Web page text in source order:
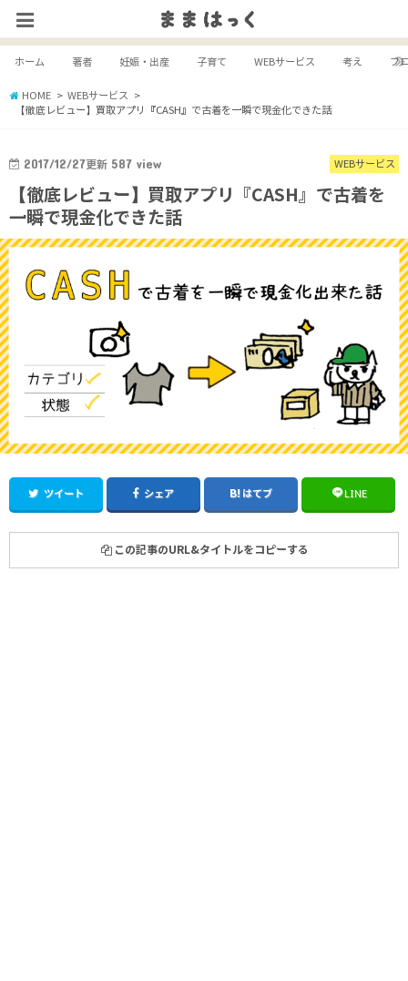
ホーム 著者 妊娠・出産 子育て WEBサービス 考え ブ
HOME
WEBサービス
【徹底レビュー】買取アプリ『CASH』で古着を一瞬で現金化できた話
WEBサービス
2017/12/27更新 587 view
【徹底レビュー】買取アプリ『CASH』で古着を
一瞬で現金化できた話
ツイート シェア はてブ LINE
この記事のURL&タイトルをコピーする